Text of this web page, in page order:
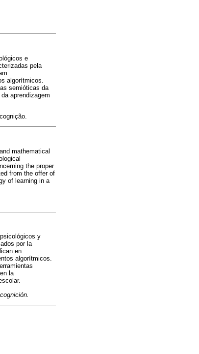
e
pela
algorítmicos.
semióticas da
aprendizagem
mathematical
the proper
from the offer of
of learning in a
y
por la
en
algorítmicos.
la